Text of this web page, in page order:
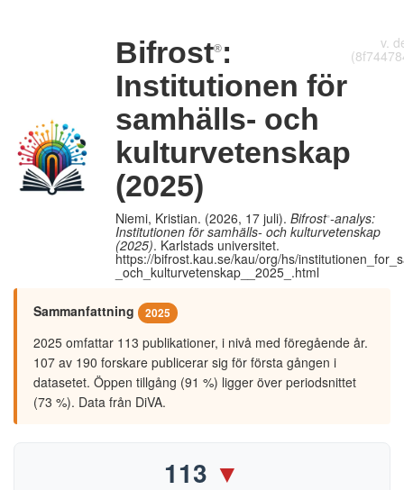
Bifrost® :
Institutionen för
samhälls- och
kulturvetenskap
(2025)
v.
Niemi, Kristian. (2026, 17 juli). Bifrost®-analys:
Institutionen för samhälls- och kulturvetenskap
(2025). Karlstads universitet.
https://bifrost.kau.se/kau/org/hs/
_och_kulturvetenskap__2025_.html
Sammanfattning 2025
2025 omfattar 113 publikationer, i nivå med föregående år.
107 av 190 forskare publicerar sig för första gången i
datasetet. Öppen tillgång (91 %) ligger över periodsnittet
(73 %). Data från DiVA.
113 ▼